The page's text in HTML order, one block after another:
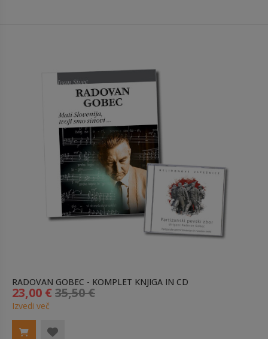
RADOVAN GOBEC - KOMPLET KNJIGA IN CD
23,00 € 35,50 €
Izvedi več